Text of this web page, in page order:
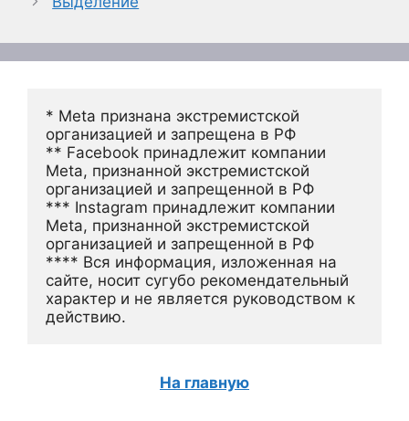
* Meta признана экстремистской
организацией и запрещена в РФ
** Facebook принадлежит компании
Meta, признанной экстремистской
организацией и запрещенной в РФ
*** Instagram принадлежит компании
Meta, признанной экстремистской
организацией и запрещенной в РФ
**** Вся информация, изложенная на
сайте, носит сугубо рекомендательный
характер и не является руководством к
действию.
На главную